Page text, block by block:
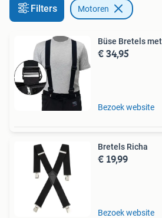
Filters Motoren
Büse Bretels
€ 34,95
Bezoek website
Bretels Richa
€ 19,99
Bezoek website